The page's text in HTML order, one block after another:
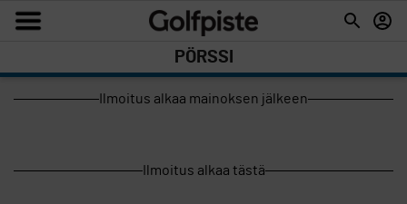
PÖRSSI
Ilmoitus alkaa mainoksen jälkeen
Ilmoitus alkaa tästä